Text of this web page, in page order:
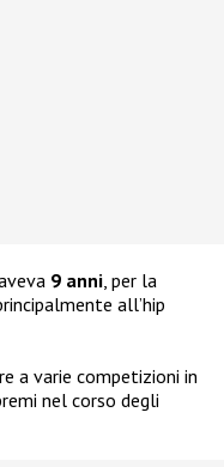
9 anni, per la
all’hip
a varie competizioni in
nel corso degli